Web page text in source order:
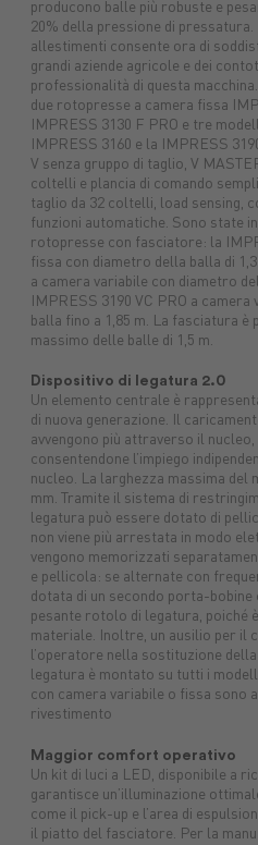
producono balle più robuste e
20% della pressione di pressatura.
allestimenti consente ora di
grandi aziende agricole e dei
professionalità di questa
due rotopresse a camera fissa
IMPRESS 3130 F PRO e tre
IMPRESS 3160 e la IMPRESS
V senza gruppo di taglio, V
coltelli e plancia di comando
taglio da 32 coltelli, load sensing,
funzioni automatiche. Sono state
rotopresse con fasciatore: la
fissa con diametro della balla di
a camera variabile con diametro
IMPRESS 3190 VC PRO a
balla fino a 1,85 m. La fasciatura è
massimo delle balle di 1,5 m.
Dispositivo di legatura 2.0
Un elemento centrale è
di nuova generazione. Il
avvengono più attraverso il nucleo,
consentendone l’impiego
nucleo. La larghezza massima del
mm. Tramite il sistema di
legatura può essere dotato di
non viene più arrestata in modo
vengono memorizzati
e pellicola: se alternate con
dotata di un secondo porta-bobine
pesante rotolo di legatura, poiché
materiale. Inoltre, un ausilio per il
l’operatore nella sostituzione
legatura è montato su tutti i
con camera variabile o fissa sono
rivestimento
Maggior comfort operativo
Un kit di luci a LED, disponibile a
garantisce un’illuminazione
come il pick-up e l’area di
il piatto del fasciatore. Per la